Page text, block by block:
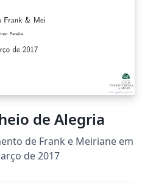
de Alegria
de Frank e Meiriane em
de 2017